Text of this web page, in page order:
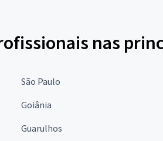
nas
São Paulo
Goiânia
Guarulhos